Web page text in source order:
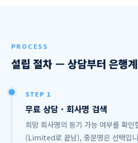
PROCESS
설립 절차 — 상담부터 은행
STEP 1
무료 상담 · 회사명 검색
희망 회사명의 등기 가능 여부를 확인
(Limited로 끝남), 중문명은 선택입